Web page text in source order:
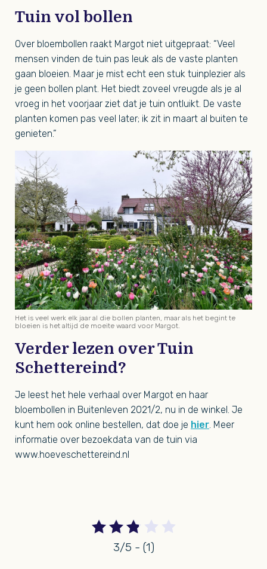
Tuin vol bollen
Over bloembollen raakt Margot niet uitgepraat: “Veel
mensen vinden de tuin pas leuk als de vaste planten
gaan bloeien. Maar je mist echt een stuk tuinplezier als
je geen bollen plant. Het biedt zoveel vreugde als je al
vroeg in het voorjaar ziet dat je tuin ontluikt. De vaste
planten komen pas veel later; ik zit in maart al buiten te
genieten.”
Het is veel werk elk jaar al die bollen planten, maar als het begint te
bloeien is het altijd de moeite waard voor Margot.
Verder lezen over Tuin
Schettereind?
Je leest het hele verhaal over Margot en haar
bloembollen in Buitenleven 2021/2, nu in de winkel. Je
kunt hem ook online bestellen, dat doe je hier . Meer
informatie over bezoekdata van de tuin via
www.hoeveschettereind.nl
3/5 - (1)